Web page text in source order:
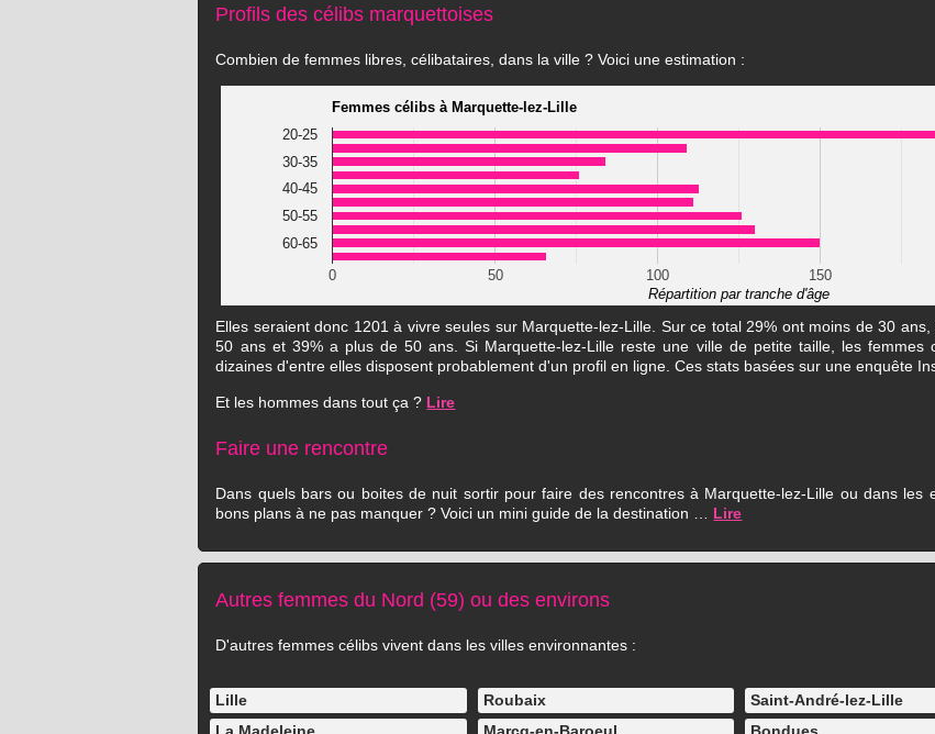
Profils des célibs marquettoises
Combien de femmes libres, célibataires, dans la ville ? Voici une estimation :
Femmes célibs à Marquette-lez-Lille
0 50 100 150
20-25
30-35
40-45
50-55
60-65
Répartition par tranche d'âge
Elles seraient donc 1201 à vivre seules sur Marquette-lez-Lille. Sur ce total 29% ont moins de 30
50 ans et 39% a plus de 50 ans. Si Marquette-lez-Lille reste une ville de petite taille, les femmes
dizaines d'entre elles disposent probablement d'un profil en ligne. Ces stats basées sur une enquête
Et les hommes dans tout ça ? Lire
Faire une rencontre
Dans quels bars ou boites de nuit sortir pour faire des rencontres à Marquette-lez-Lille ou dans
bons plans à ne pas manquer ? Voici un mini guide de la destination … Lire
Autres femmes du Nord (59) ou des environs
D'autres femmes célibs vivent dans les villes environnantes :
Lille Roubaix Saint-André-lez-Lille
La Madeleine
Marcq-en-Baroeul Bondues